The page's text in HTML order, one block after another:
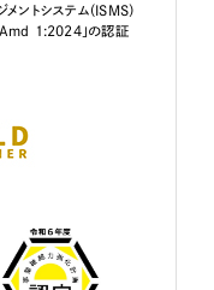
ントシステム（ISMS）
1:2024」の認証